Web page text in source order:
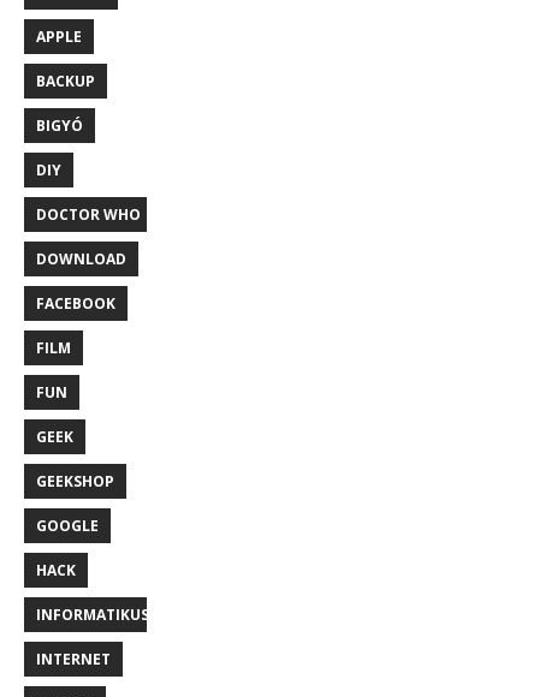
APPLE
BACKUP
BIGYÓ
DIY
DOCTOR WHO
DOWNLOAD
FACEBOOK
FILM
FUN
GEEK
GEEKSHOP
GOOGLE
HACK
INFORMATIKUS
INTERNET